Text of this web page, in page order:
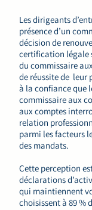
Les dirigeants
présence d’un
décision de
certification légale
du commissaire
de réussite de leur
à la confiance que
commissaire aux
aux comptes
relation
parmi les facteurs
des mandats.
Cette perception
déclarations
qui maintiennent
choisissent à 89 %